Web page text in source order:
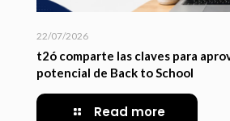
22/07/2026
t2ó comparte las claves para
potencial de Back to School
Read more